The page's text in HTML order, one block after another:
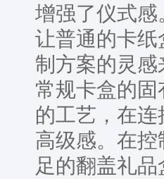
增强了仪式
让普通的卡
制方案的灵
常规卡盒的
的工艺，在
高级感。在
足的翻盖礼